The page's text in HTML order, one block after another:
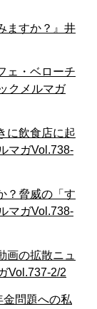
ますか？』井
ェ・ベローチ
クメルマガ
に飲食店に起
マガVol.738-
？脅威の「す
マガVol.738-
画の拡散ニュ
Vol.737-2/2
金問題への私